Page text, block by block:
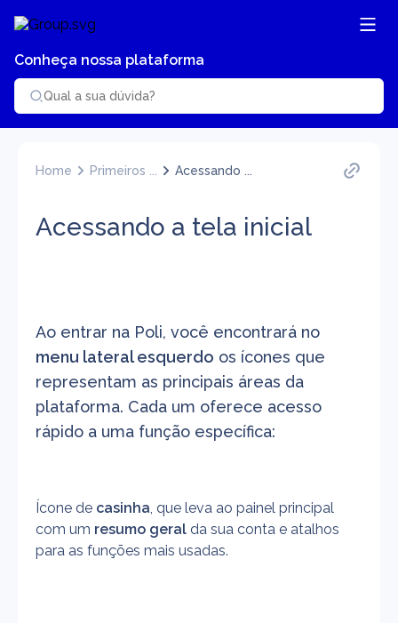
Conheça nossa plataforma
Home Primeiros ... Acessando ...
Acessando a tela inicial
menu lateral esquerdo os ícones que
representam as principais áreas da
plataforma. Cada um oferece acesso
rápido a uma função específica:
Ícone de casinha, que leva ao painel principal
com um resumo geral da sua conta e atalhos
para as funções mais usadas.